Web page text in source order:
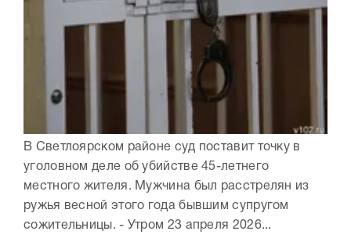
В Светлоярском районе суд поставит точку в
уголовном деле об убийстве 45-летнего
местного жителя. Мужчина был расстрелян из
ружья весной этого года бывшим супругом
сожительницы. - Утром 23 апреля 2026...